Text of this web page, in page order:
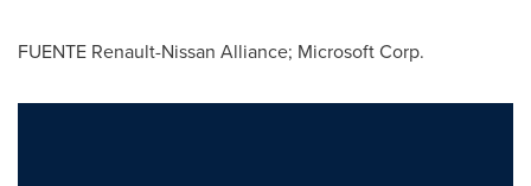
FUENTE Renault-Nissan Alliance; Microsoft Corp.